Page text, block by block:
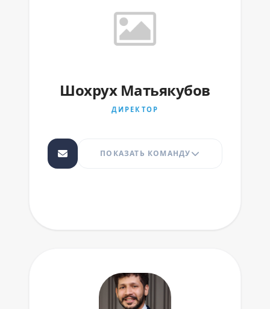
Шохрух Матьякубов
ДИРЕКТОР
ПОКАЗАТЬ КОМАНДУ
Нозимжон Номозов
АССИСТЕНТ АНДЕРРАЙТЕРА
N.Nomozov@aic.uz